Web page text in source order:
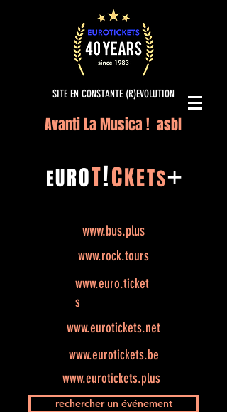
SITE EN CONSTANTE (R)EVOLUTION
Avanti La Musica ! asbl
EUROT!CKETS+
www.bus.plus
www.rock.tours
www.euro.ticket
s
www.eurotickets.net
www.eurotickets.be
www.eurotickets.plus
rechercher un événement